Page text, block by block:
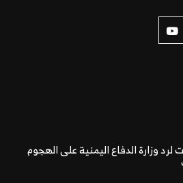
لرد وزارة الدفاع اليمنية على الهجوم